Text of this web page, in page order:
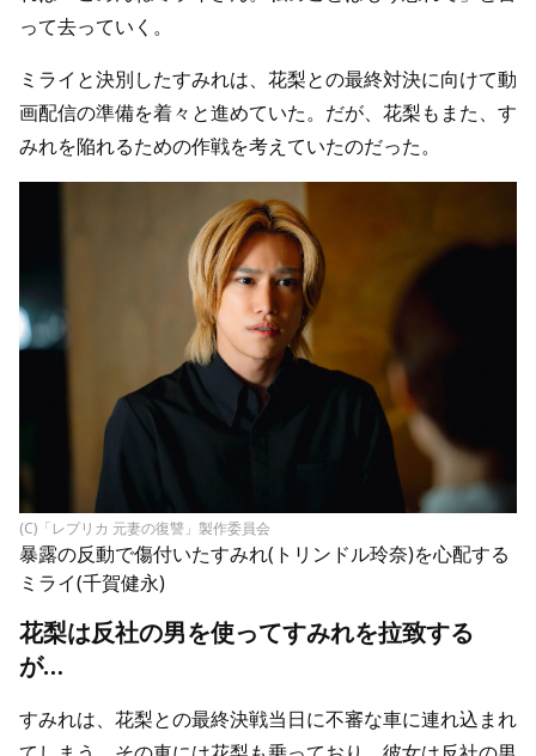
って去っていく。
ミライと決別したすみれは、花梨との最終対決に向けて動
画配信の準備を着々と進めていた。だが、花梨もまた、す
みれを陥れるための作戦を考えていたのだった。
(C)「レプリカ 元妻の復讐」製作委員会
暴露の反動で傷付いたすみれ(トリンドル玲奈)を心配する
ミライ(千賀健永)
花梨は反社の男を使ってすみれを拉致する
が…
すみれは、花梨との最終決戦当日に不審な車に連れ込まれ